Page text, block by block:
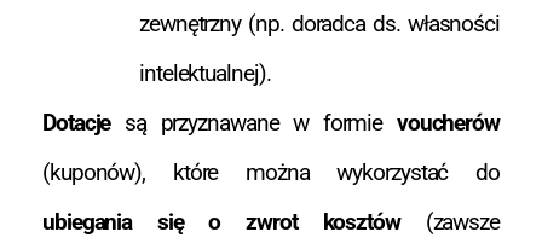
zewnętrzny (np. doradca ds. własności
intelektualnej).
Dotacjesą przyznawane w formie voucherów
(kuponów), które można wykorzystać do
ubiegania się o zwrot kosztów(zawsze